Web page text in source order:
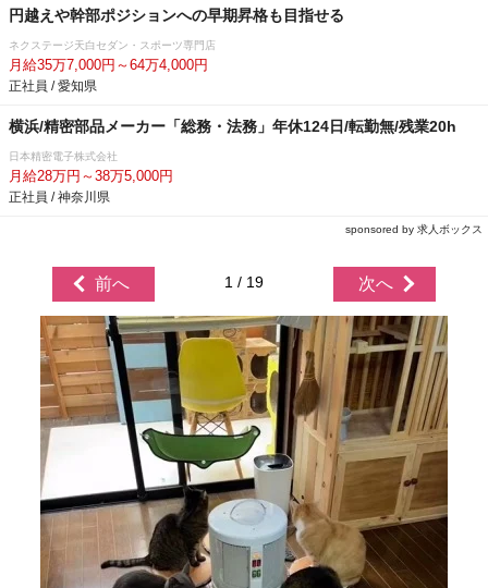
円越えや幹部ポジションへの早期昇格も目指せる
ネクステージ天白セダン・スポーツ専門店
月給35万7,000円～64万4,000円
正社員 / 愛知県
横浜/精密部品メーカー「総務・法務」年休124日/転勤無/残業20h
日本精密電子株式会社
月給28万円～38万5,000円
正社員 / 神奈川県
sponsored by 求人ボックス
前へ 1 / 19 次へ